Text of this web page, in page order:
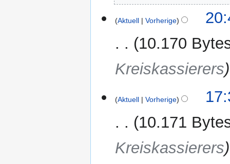
Aktuell Vorherige
10.170
Kreiskassierers
Aktuell Vorherige
10.171
Kreiskassierers